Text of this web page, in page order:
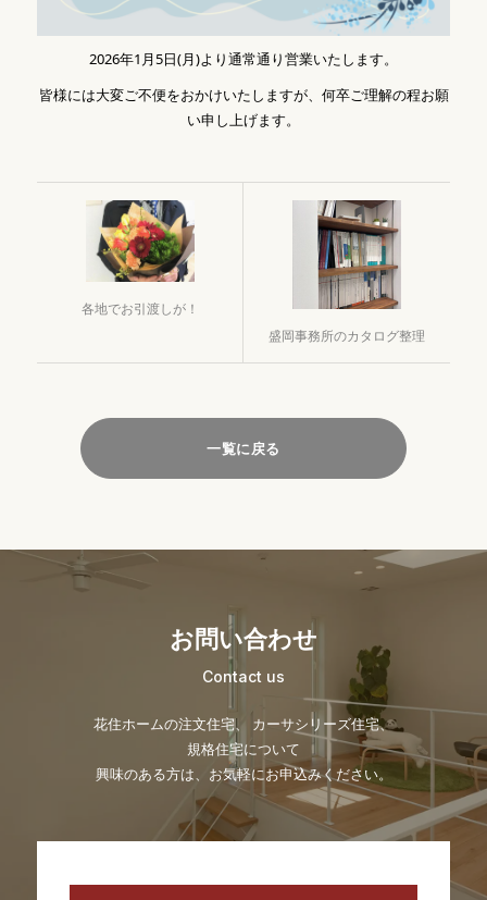
2026年1月5日(月)より通常通り営業いたします。
皆様には大変ご不便をおかけいたしますが、何卒ご理解の程お願
い申し上げます。
各地でお引渡しが！
盛岡事務所のカタログ整理
一覧に戻る
お問い合わせ
Contact us
花住ホームの注文住宅、 カーサシリーズ住宅、
規格住宅について
興味のある方は、お気軽にお申込みください。